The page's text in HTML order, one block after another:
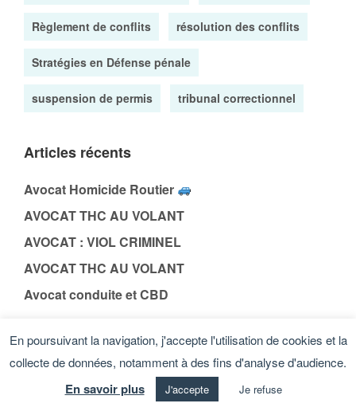
Règlement de conflits résolution des conflits
Stratégies en Défense pénale
suspension de permis tribunal correctionnel
Articles récents
Avocat Homicide Routier
AVOCAT THC AU VOLANT
AVOCAT : VIOL CRIMINEL
AVOCAT THC AU VOLANT
Avocat conduite et CBD
En poursuivant la navigation, j'accepte l'utilisation de cookies et la
collecte de données, notamment à des fins d'analyse d'audience.
En savoir plus J'accepte Je refuse